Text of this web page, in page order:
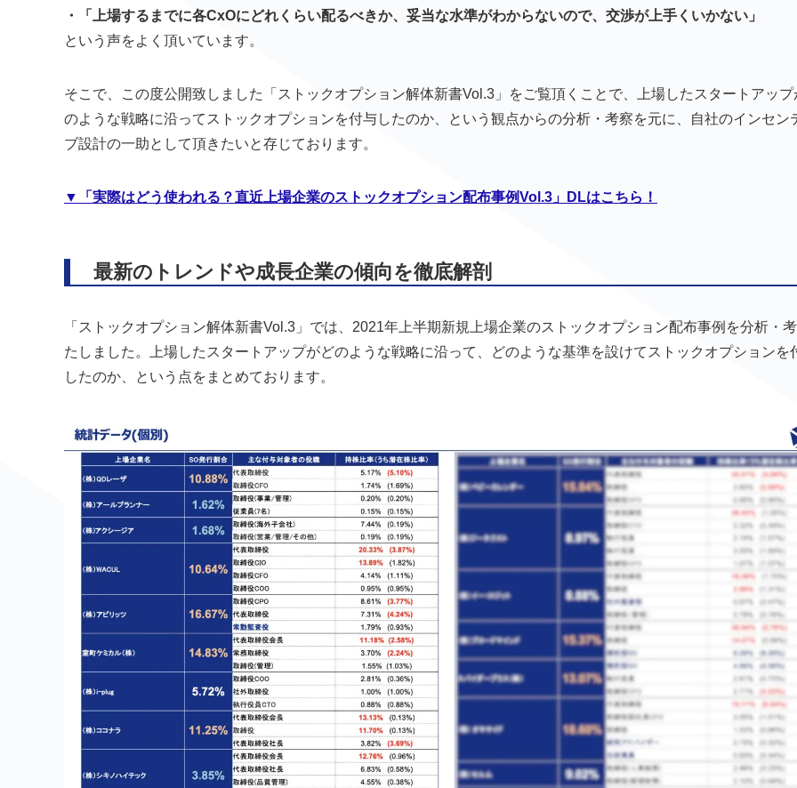
・「上場するまでに各CxOにどれくらい配るべきか、妥当な水準がわからないので、交渉が上手くいかない」
という声をよく頂いています。
そこで、この度公開致しました「ストックオプション解体新書Vol.3」をご覧頂くことで、上場したスタートアップ
のような戦略に沿ってストックオプションを付与したのか、という観点からの分析・考察を元に、自社のインセン
ブ設計の一助として頂きたいと存じております。
▼ 「実際はどう使われる？直近上場企業のストックオプション配布事例Vol.3」DLはこちら！
最新のトレンドや成長企業の傾向を徹底解剖
「ストックオプション解体新書Vol.3」では、2021年上半期新規上場企業のストックオプション配布事例を分析・
たしました。上場したスタートアップがどのような戦略に沿って、どのような基準を設けてストックオプションを
したのか、という点をまとめております。